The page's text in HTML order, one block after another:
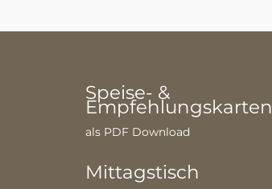
Speise- &
Empfehlungskarten
als PDF Download
Mittagstisch